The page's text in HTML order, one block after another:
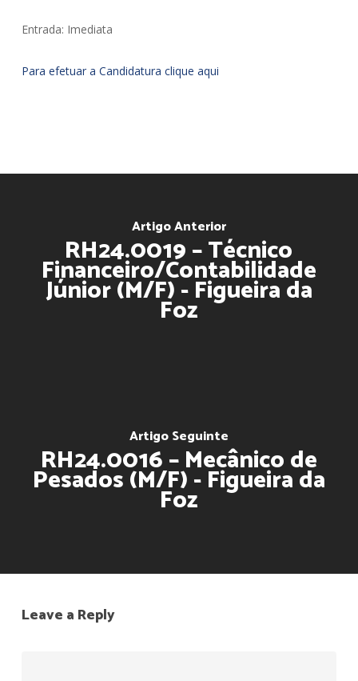
Entrada: Imediata
Para efetuar a Candidatura clique aqui
Artigo Anterior
RH24.0019 – Técnico
Financeiro/Contabilidade
Júnior (M/F) - Figueira da
Foz
Artigo Seguinte
RH24.0016 – Mecânico de
Pesados (M/F) - Figueira da
Foz
Leave a Reply